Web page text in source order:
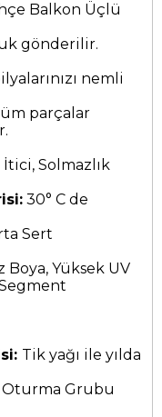
Balkon Üçlü
gönderilir.
nemli
parçalar
İtici, Solmazlık
30° C de
Sert
Yüksek UV
Segment
Tik yağı ile yılda
Oturma Grubu